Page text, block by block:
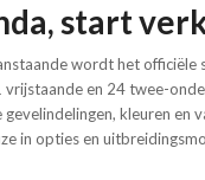
start
wordt het
vrijstaande en 24 twee-
kleuren
in opties en